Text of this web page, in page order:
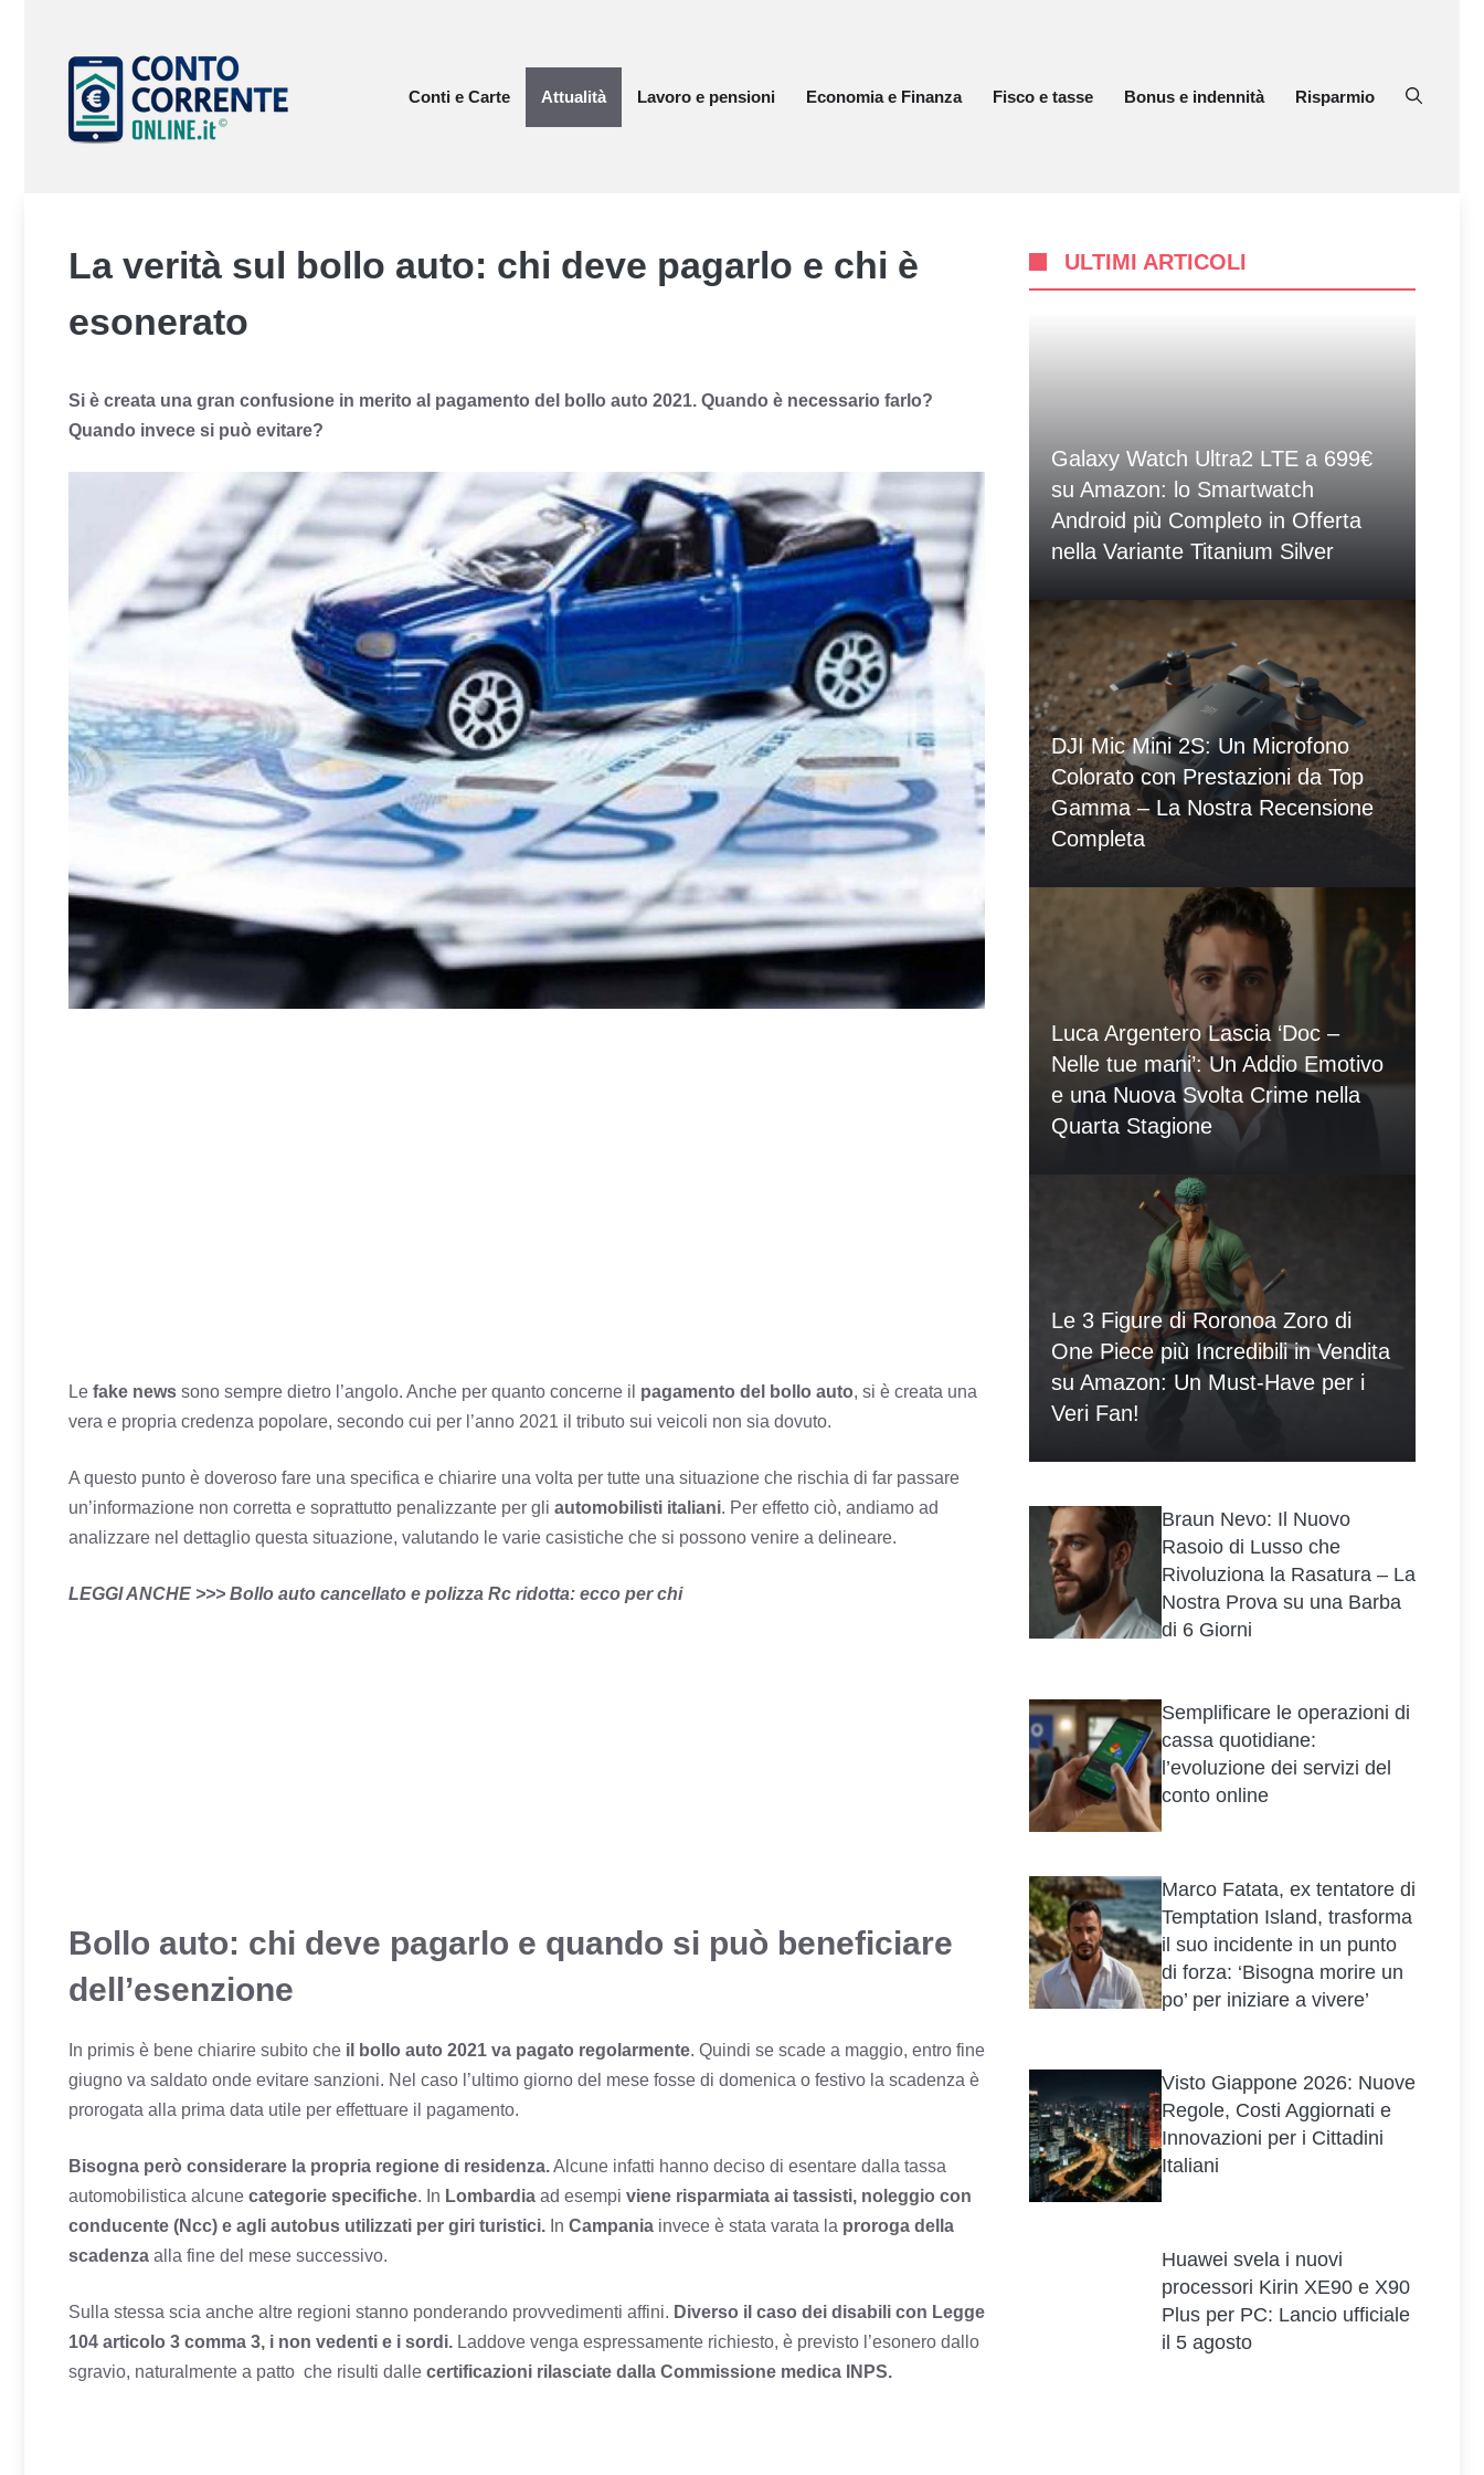
contenuto
Conti e Carte
Attualità Lavoro e pensioni Economia e Finanza Fisco e tasse Bonus e indennità Risparmio
La verità sul bollo auto: chi deve pagarlo e chi è
esonerato
Si è creata una gran confusione in merito al pagamento del bollo auto 2021. Quando è necessario farlo?
Quando invece si può evitare?
Le fake news sono sempre dietro l’angolo. Anche per quanto concerne il pagamento del bollo auto, si è creata una
vera e propria credenza popolare, secondo cui per l’anno 2021 il tributo sui veicoli non sia dovuto.
A questo punto è doveroso fare una specifica e chiarire una volta per tutte una situazione che rischia di far passare
un’informazione non corretta e soprattutto penalizzante per gli automobilisti italiani. Per effetto ciò, andiamo ad
analizzare nel dettaglio questa situazione, valutando le varie casistiche che si possono venire a delineare.
LEGGI ANCHE >>> Bollo auto cancellato e polizza Rc ridotta: ecco per chi
Bollo auto: chi deve pagarlo e quando si può beneficiare
dell’esenzione
In primis è bene chiarire subito che il bollo auto 2021 va pagato regolarmente. Quindi se scade a maggio, entro fine
giugno va saldato onde evitare sanzioni. Nel caso l’ultimo giorno del mese fosse di domenica o festivo la scadenza è
prorogata alla prima data utile per effettuare il pagamento.
Bisogna però considerare la propria regione di residenza.Alcune infatti hanno deciso di esentare dalla tassa
automobilistica alcune categorie specifiche. In Lombardia ad esempi viene risparmiata ai tassisti, noleggio con
conducente (Ncc) e agli autobus utilizzati per giri turistici. In Campania invece è stata varata la proroga della
scadenza alla fine del mese successivo.
Sulla stessa scia anche altre regioni stanno ponderando provvedimenti affini. Diverso il caso dei disabili con Legge
104 articolo 3 comma 3, i non vedenti e i sordi. Laddove venga espressamente richiesto, è previsto l’esonero dallo
sgravio, naturalmente a patto che risulti dalle certificazioni rilasciate dalla Commissione medica INPS.
ULTIMI ARTICOLI
Galaxy Watch Ultra2 LTE a 699€
su Amazon: lo Smartwatch
Android più Completo in Offerta
nella Variante Titanium Silver
DJI Mic Mini 2S: Un Microfono
Colorato con Prestazioni da Top
Gamma – La Nostra Recensione
Completa
Luca Argentero Lascia ‘Doc –
Nelle tue mani’: Un Addio Emotivo
e una Nuova Svolta Crime nella
Quarta Stagione
Le 3 Figure di Roronoa Zoro di
One Piece più Incredibili in Vendita
su Amazon: Un Must-Have per i
Veri Fan!
Braun Nevo: Il Nuovo
Rasoio di Lusso che
Rivoluziona la Rasatura – La
Nostra Prova su una Barba
di 6 Giorni
Semplificare le operazioni di
cassa quotidiane:
l’evoluzione dei servizi del
conto online
Marco Fatata, ex tentatore di
Temptation Island, trasforma
il suo incidente in un punto
di forza: ‘Bisogna morire un
po’ per iniziare a vivere’
Visto Giappone 2026: Nuove
Regole, Costi Aggiornati e
Innovazioni per i Cittadini
Italiani
Huawei svela i nuovi
processori Kirin XE90 e X90
Plus per PC: Lancio ufficiale
il 5 agosto